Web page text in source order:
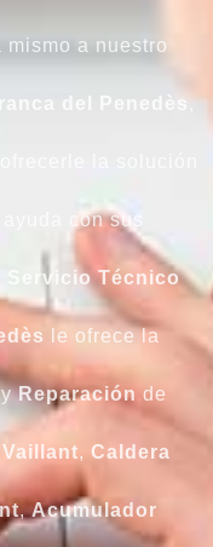
a nuestro
del Penedès,
con sus
Servicio Técnico
le ofrece la
Reparación de
, Caldera
,Acumulador